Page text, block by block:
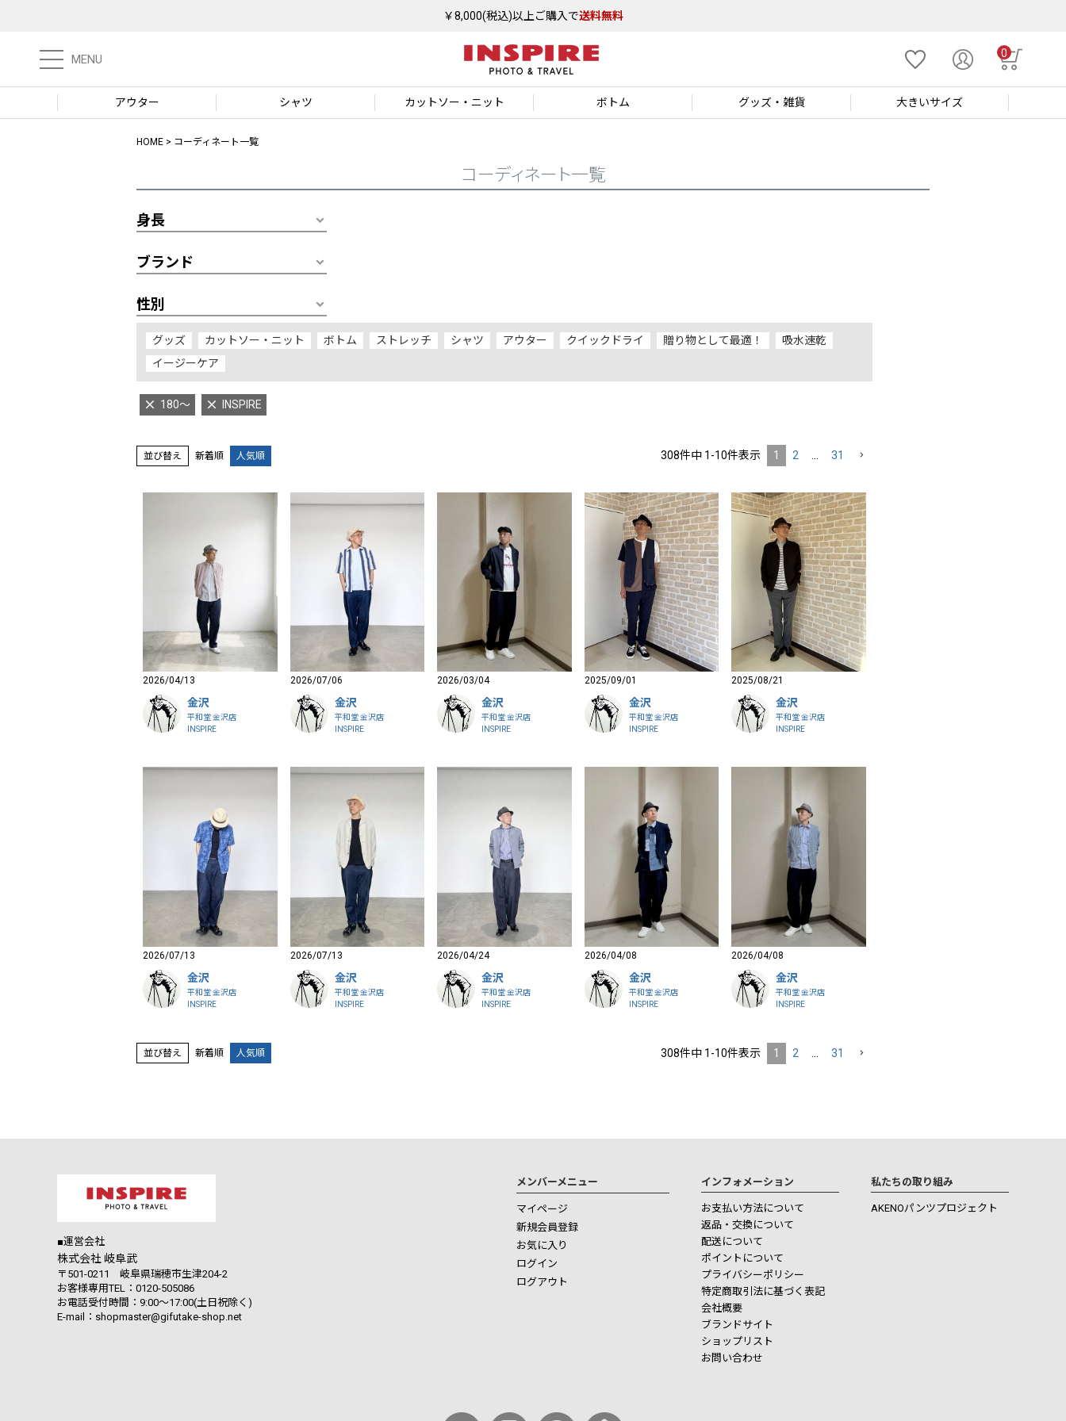
￥8,000(税込)以上ご購入で送料無料
MENU 0
アウター シャツ カットソー ・ニット ボトム グッズ・雑貨 大きいサイズ
HOME コーディネート一覧
コーディネート一覧
身長
ブランド
性別
グッズ カットソー・ニット ボトム ストレッチ シャツ アウター クイックドライ 贈り物として最適！
吸水速乾
イージーケア
180～ INSPIRE
並び替え 新着順 人気順 308件中 1 -10件表示 1 2 … 31
2026/04/13
金沢
平和堂 金沢店
INSPIRE
2026/07/06
金沢
平和堂 金沢店
INSPIRE
2026/03/04
金沢
平和堂 金沢店
INSPIRE
2025/09/01
金沢
平和堂 金沢店
INSPIRE
2025/08/21
金沢
平和堂 金沢店
INSPIRE
2026/07/13
金沢
平和堂 金沢店
INSPIRE
2026/07/13
金沢
平和堂 金沢店
INSPIRE
2026/04/24
金沢
平和堂 金沢店
INSPIRE
2026/04/08
金沢
平和堂 金沢店
INSPIRE
2026/04/08
金沢
平和堂 金沢店
INSPIRE
並び替え 新着順 人気順 308件中 1 -10件表示 1 2 31
■運営会社
株式会社 岐阜武
〒501-0211 岐阜県瑞穂市生津204-2
お客様専用TEL：0120-505086
お電話受付時間：9:00～17:00(土日祝除く)
E-mail：shopmaster@gifutake-shop.net
メンバーメニュー
マイページ
新規会員登録
お気に入り
ログイン
ログアウト
インフォメーション
お支払い方法について
返品・交換について
配送について
ポイントについて
プライバシーポリシー
特定商取引法に基づく表記
会社概要
ブランドサイト
ショップリスト
お問い合わせ
私たちの取り組み
AKENOパンツプロジェクト